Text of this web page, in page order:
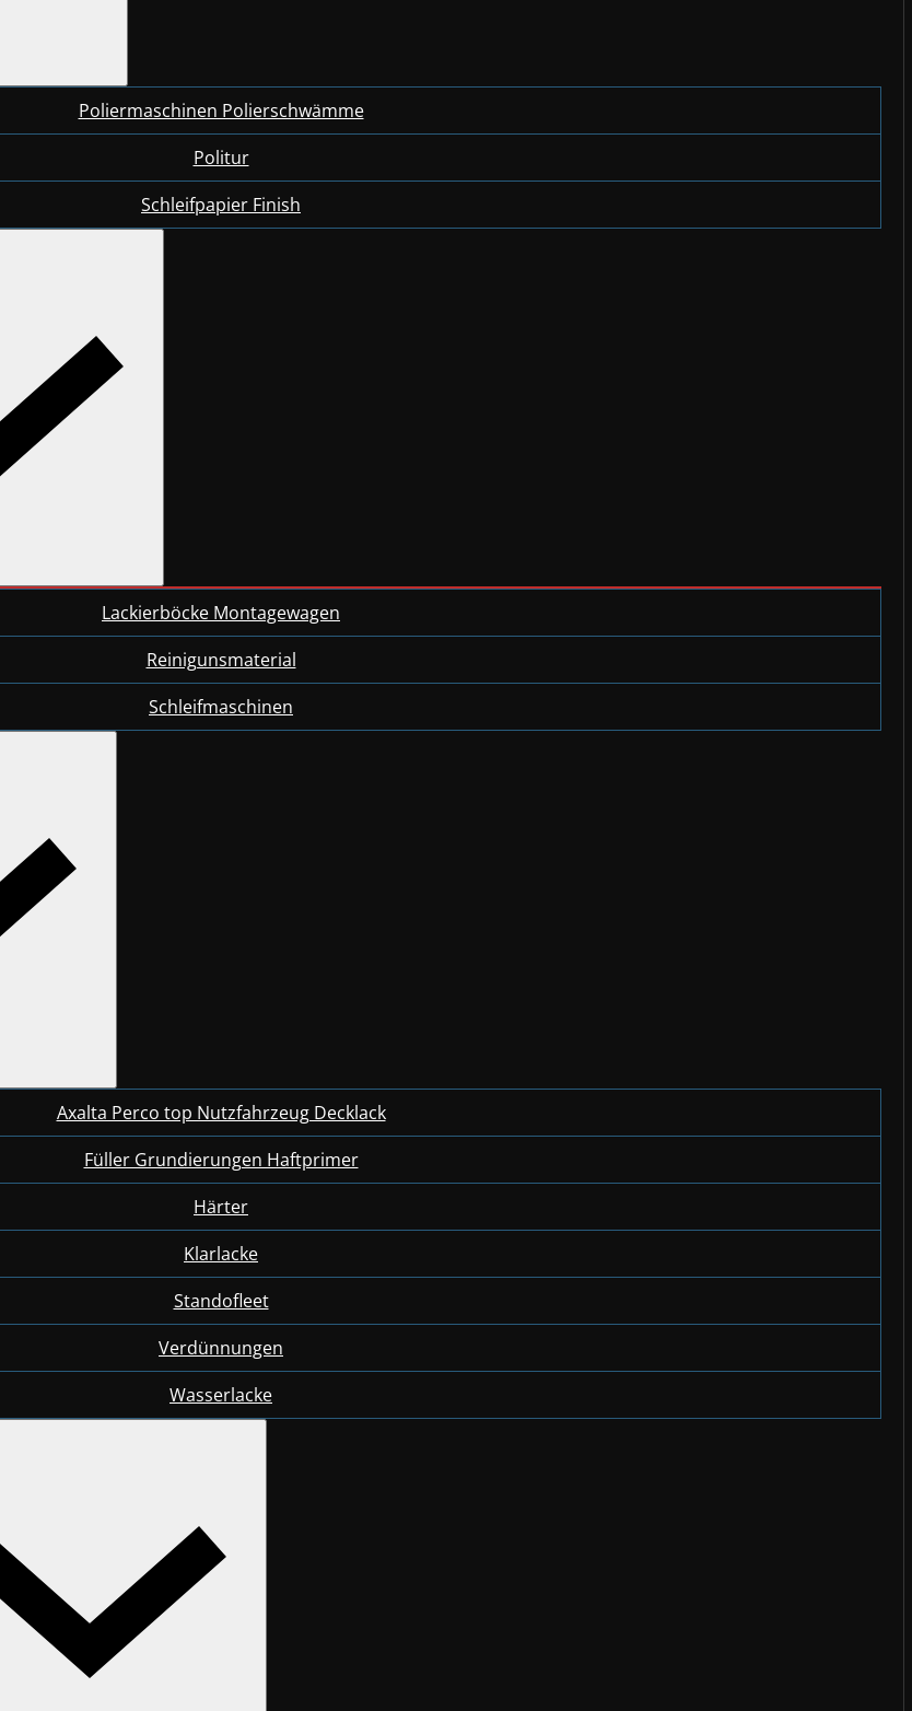
Poliermaschinen Polierschwämme
Politur
Schleifpapier Finish
Lackierböcke Montagewagen
Reinigunsmaterial
Schleifmaschinen
Axalta Perco top Nutzfahrzeug Decklack
Füller Grundierungen Haftprimer
Härter
Klarlacke
Standofleet
Verdünnungen
Wasserlacke